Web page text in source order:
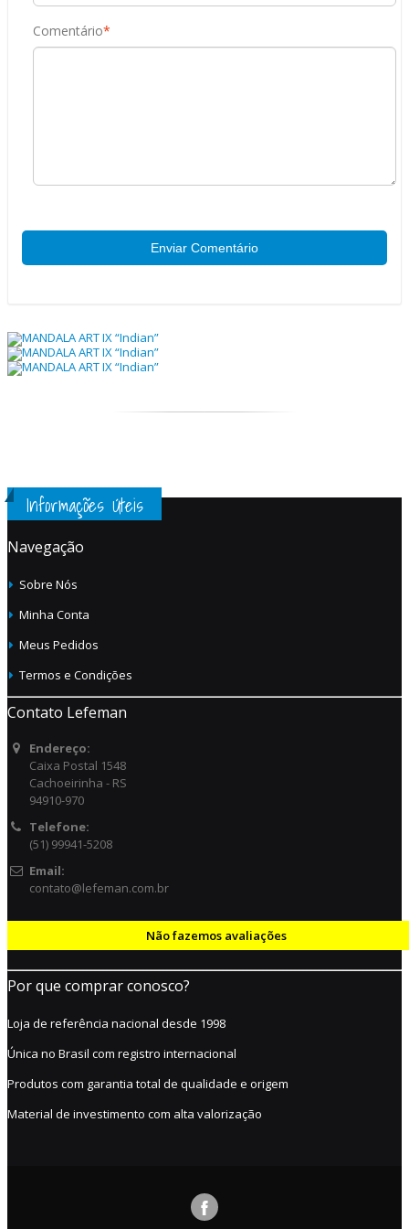
*
Comentário
Enviar Comentário
Informações Úteis
Navegação
Sobre Nós
Minha Conta
Meus Pedidos
Termos e Condições
Contato Lefeman
Endereço:
Caixa Postal 1548
Cachoeirinha - RS
94910-970
Telefone:
(51) 99941-5208
Email:
contato@lefeman.com.br
Não fazemos avaliações
Por que comprar conosco?
Loja de referência nacional desde 1998
Única no Brasil com registro internacional
Produtos com garantia total de qualidade e origem
Material de investimento com alta valorização